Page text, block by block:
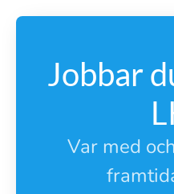
Jobbar
Var med